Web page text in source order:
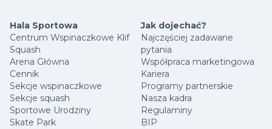
Hala Sportowa
Centrum Wspinaczkowe Klif
Squash
Arena Główna
Cennik
Sekcje wspinaczkowe
Sekcje squash
Sportowe Urodziny
Skate Park
Jak dojechać?
Najczęściej zadawane
pytania
Współpraca marketingowa
Kariera
Programy partnerskie
Nasza kadra
Regulaminy
BIP